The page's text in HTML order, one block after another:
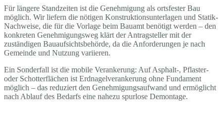
Für längere Standzeiten ist die Genehmigung als ortsfester Bau
möglich. Wir liefern die nötigen Konstruktionsunterlagen und Statik-
Nachweise, die für die Vorlage beim Bauamt benötigt werden – den
konkreten Genehmigungsweg klärt der Antragsteller mit der
zuständigen Bauaufsichtsbehörde, da die Anforderungen je nach
Gemeinde und Nutzung variieren.
Ein Sonderfall ist die mobile Verankerung: Auf Asphalt-, Pflaster-
oder Schotterflächen ist Erdnagelverankerung ohne Fundament
möglich – das reduziert den Genehmigungsaufwand und ermöglicht
nach Ablauf des Bedarfs eine nahezu spurlose Demontage.